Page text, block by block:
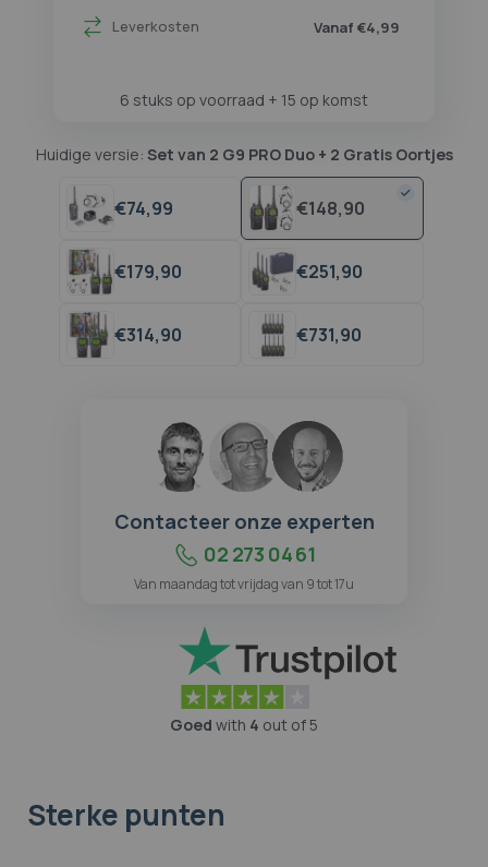
Leverkosten Vanaf €4,99
6 stuks op voorraad + 15 op komst
Huidige versie: Set van 2 G9 PRO Duo + 2 Gratis Oortjes
€74,99 €148,90
€179,90 €251,90
€314,90 €731,90
Contacteer onze experten
02 273 04 61
Van maandag tot vrijdag van 9 tot 17u
Goed with 4 out of 5
Sterke punten